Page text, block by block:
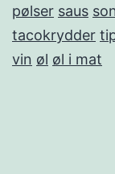
pølser saus
tacokrydder
vin øl øl i mat